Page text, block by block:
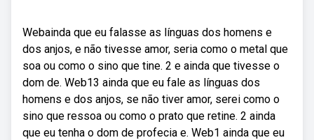
Webainda que eu falasse as línguas dos homens e
dos anjos, e não tivesse amor, seria como o metal que
soa ou como o sino que tine. 2 e ainda que tivesse o
dom de. Web13 ainda que eu fale as línguas dos
homens e dos anjos, se não tiver amor, serei como o
sino que ressoa ou como o prato que retine. 2 ainda
que eu tenha o dom de profecia e. Web1 ainda que eu